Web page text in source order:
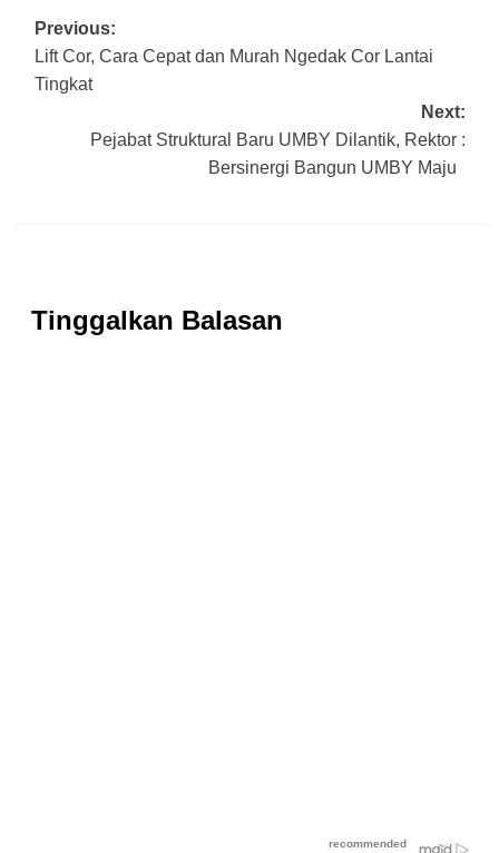
Post
navigation
Previous:
Lift Cor, Cara Cepat dan Murah Ngedak Cor Lantai
Tingkat
Next:
Pejabat Struktural Baru UMBY Dilantik, Rektor :
Bersinergi Bangun UMBY Maju
Tinggalkan Balasan